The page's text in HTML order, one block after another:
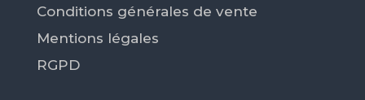
Conditions générales de vente
Mentions légales
RGPD